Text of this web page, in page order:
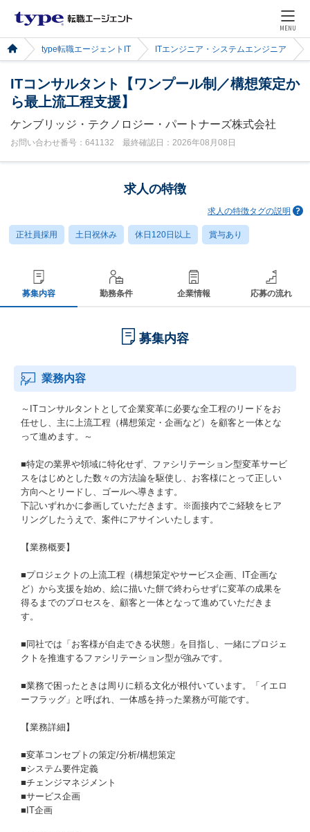
MENU
type転職エージェントIT ITエンジニア・システムエンジニア
ITコンサルタント【ワンプール制／構想策定か
ら最上流工程支援】
ケンブリッジ・テクノロジー・パートナーズ株式会社
お問い合わせ番号：641132 最終確認日：2026年08月08日
求人の特徴
求人の特徴タグの説明
正社員採用 土日祝休み 休日120日以上 賞与あり
募集内容 勤務条件 企業情報 応募の流れ
募集内容
業務内容
～ITコンサルタントとして企業変革に必要な全工程のリードをお
任せし、主に上流工程（構想策定・企画など）を顧客と一体とな
って進めます。～
■特定の業界や領域に特化せず、ファシリテーション型変革サービ
スをはじめとした数々の方法論を駆使し、お客様にとって正しい
方向へとリードし、ゴールへ導きます。
下記いずれかに参画していただきます。※面接内でご経験をヒア
リングしたうえで、案件にアサインいたします。
【業務概要】
■プロジェクトの上流工程（構想策定やサービス企画、IT企画な
ど）から支援を始め、絵に描いた餅で終わらせずに変革の成果を
得るまでのプロセスを、顧客と一体となって進めていただきま
す。
■同社では「お客様が自走できる状態」を目指し、一緒にプロジェ
クトを推進するファシリテーション型が強みです。
■業務で困ったときは周りに頼る文化が根付いています。「イエロ
ーフラッグ」と呼ばれ、一体感を持った業務が可能です。
【業務詳細】
■変革コンセプトの策定/分析/構想策定
■システム要件定義
■チェンジマネジメント
■サービス企画
■IT企画